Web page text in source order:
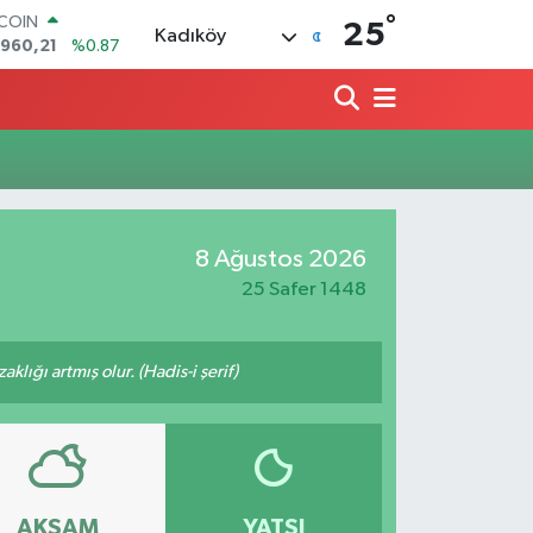
%0.87
%0.38
ALTIN
Kadıköy 25°
8 Ağustos 2026
25 Safer 1448
artmış olur. (Hadis-i şerif)